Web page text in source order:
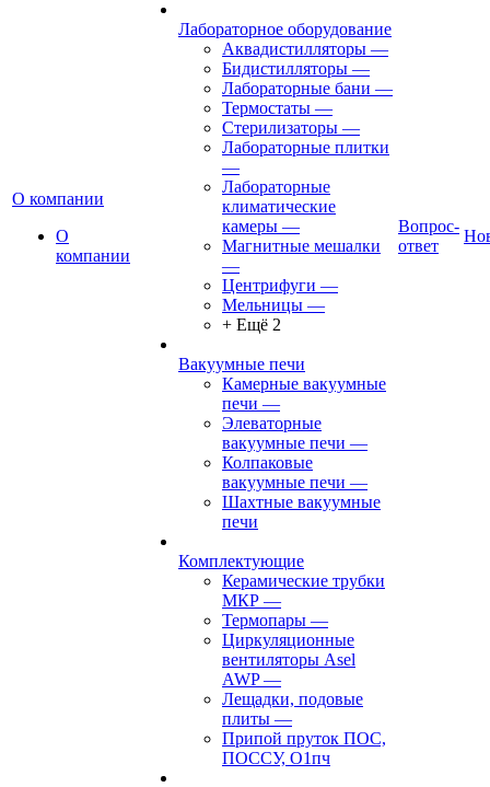
О компании
О
компании
Лабораторное оборудование
Аквадистилляторы —
Бидистилляторы —
Лабораторные бани —
Термостаты —
Стерилизаторы —
Лабораторные плитки
—
Лабораторные
климатические
камеры —
Магнитные мешалки
—
Центрифуги —
Мельницы —
+ Ещё 2
Вакуумные печи
Камерные вакуумные
печи —
Элеваторные
вакуумные печи —
Колпаковые
вакуумные печи —
Шахтные вакуумные
печи
Комплектующие
Керамические трубки
МКР —
Термопары —
Циркуляционные
вентиляторы Asel
AWP—
Лещадки, подовые
плиты —
Припой пруток ПОС,
ПОССУ, О1пч
Вопрос-
ответ